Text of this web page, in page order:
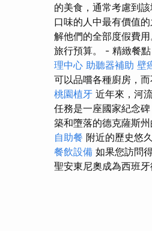
的美食，通常考慮到
口味的人中最有價值
解他們的全部度假費
旅行預算。 - 精緻餐點
理中心 助聽器補助 壁
可以品嚐各種廚房，而
桃園植牙 近年來，河
任務是一座國家紀念
築和墮落的德克薩斯州
自助餐 附近的歷史悠
餐飲設備 如果您訪問
聖安東尼奧成為西班